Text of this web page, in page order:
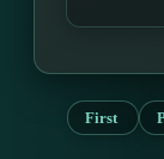
First